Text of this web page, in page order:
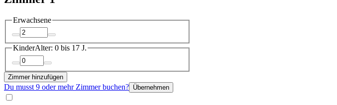
Erwachsene
KinderAlter: 0 bis 17 J.
Zimmer hinzufügen
Du musst 9 oder mehr Zimmer buchen? Übernehmen